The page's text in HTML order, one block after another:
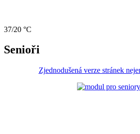
37/20 °C
Senioři
Zjednodušená verze stránek